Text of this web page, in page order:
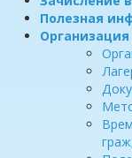
Полезная